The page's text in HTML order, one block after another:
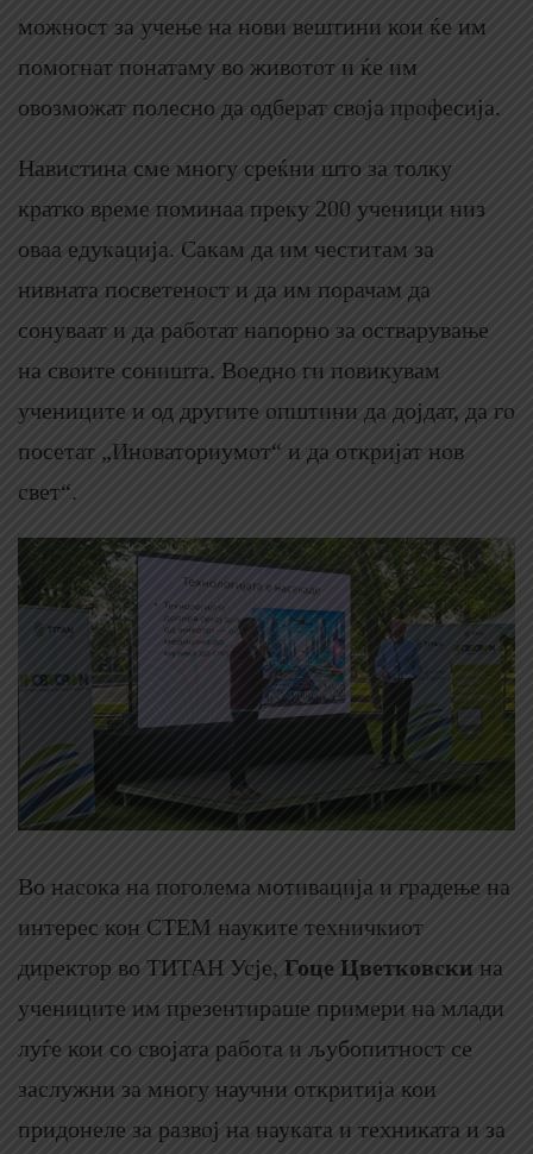
можност за учење на нови вештини кои ќе им
помогнат понатаму во животот и ќе им
овозможат полесно да одберат своја професија.
Навистина сме многу среќни што за толку
кратко време поминаа преку 200 ученици низ
оваа едукација. Сакам да им честитам за
нивната посветеност и да им порачам да
сонуваат и да работат напорно за остварување
на своите соништа. Воедно ги повикувам
учениците и од другите општини да дојдат, да го
посетат „Иноваториумот“ и да откријат нов
свет“.
Во насока на поголема мотивација и градење на
интерес кон СТЕМ науките техничкиот
директор во ТИТАН Усје, Гоце Цветковски на
учениците им презентираше примери на млади
луѓе кои со својата работа и љубопитност се
заслужни за многу научни откритија кои
придонеле за развој на науката и техниката и за